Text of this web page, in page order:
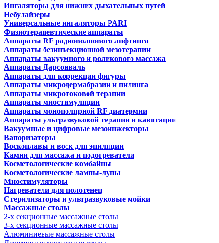
Ингаляторы для нижних дыхательных путей
Небулайзеры
Универсальные ингаляторы PARI
Физиотерапевтические аппараты
Аппараты RF радиоволнового лифтинга
Аппараты безинъекционной мезотерапии
Аппараты вакуумного и роликового массажа
Аппараты Дарсонваль
Аппараты для коррекции фигуры
Аппараты микродермабразии и пилинга
Аппараты микротоковой терапии
Аппараты миостимуляции
Аппараты монополярной RF диатермии
Аппараты ультразвуковой терапии и кавитации
Вакуумные и цифровые мезоинжекторы
Вапоризаторы
Воскоплавы и воск для эпиляции
Камни для массажа и подогреватели
Косметологические комбайны
Косметологические лампы-лупы
Миостимуляторы
Нагреватели для полотенец
Стерилизаторы и ультразвуковые мойки
Массажные столы
2-х секционные массажные столы
3-х секционные массажные столы
Алюминиевые массажные столы